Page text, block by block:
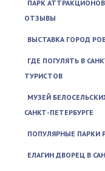
ПАРК
ОТЗЫВЫ
ВЫСТАВКА ГОРОД
ГДЕ ПОГУЛЯТЬ В
ТУРИСТОВ
МУЗЕЙ
САНКТ-ПЕТЕРБУРГЕ
ПОПУЛЯРНЫЕ ПАРКИ
ЕЛАГИН ДВОРЕЦ В